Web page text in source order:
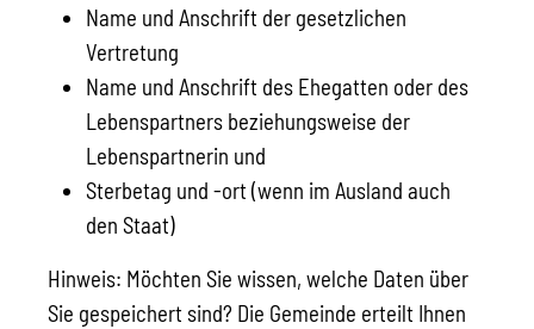
Name und Anschrift der gesetzlichen
Vertretung
Name und Anschrift des Ehegatten oder des
Lebenspartners beziehungsweise der
Lebenspartnerin und
Sterbetag und -ort (wenn im Ausland auch
den Staat)
Hinweis: Möchten Sie wissen, welche Daten über
Sie gespeichert sind? Die Gemeinde erteilt Ihnen